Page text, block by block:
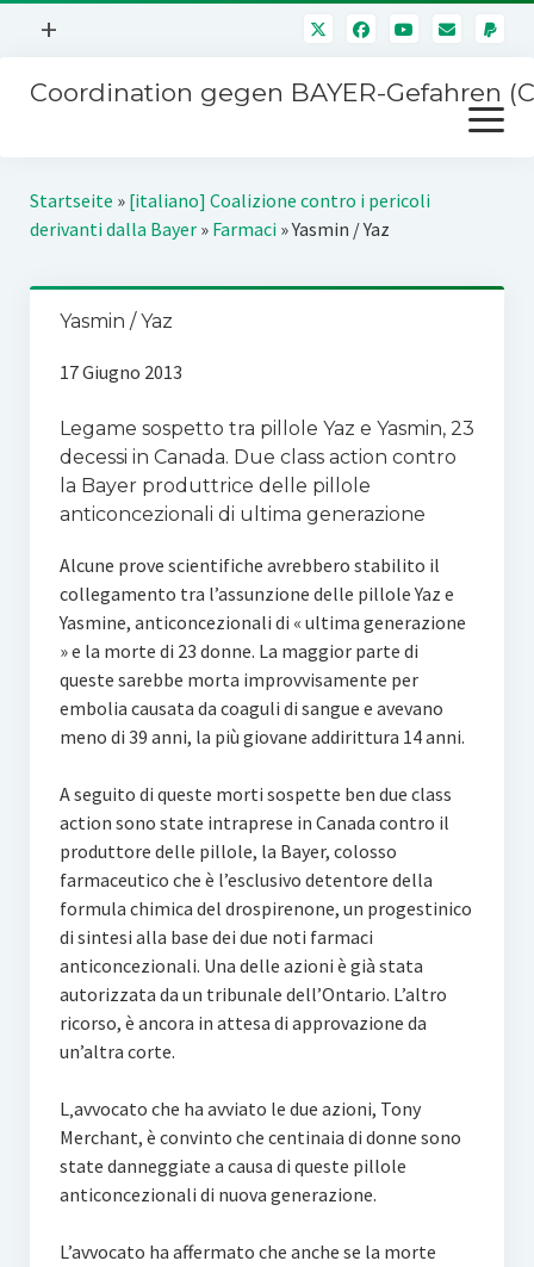
Menü
+
Mitmachen
Über uns
Impressum
Coordination gegen BAYER-Gefahren
Menü
öffnen
Kampagnen
Startseite » [italiano] Coalizione contro i pericoli
derivanti dalla Bayer» Farmaci »Yasmin / Yaz
Yasmin / Yaz
17 Giugno 2013
Legame sospetto tra pillole Yaz e Yasmin, 23
decessi in Canada. Due class action contro
la Bayer produttrice delle pillole
anticoncezionali di ultima generazione
Alcune prove scientifiche avrebbero stabilito il
collegamento tra l’assunzione delle pillole Yaz e
Yasmine, anticoncezionali di « ultima generazione
» e la morte di 23 donne. La maggior parte di
queste sarebbe morta improvvisamente per
embolia causata da coaguli di sangue e avevano
meno di 39 anni, la più giovane addirittura 14 anni.
A seguito di queste morti sospette ben due class
action sono state intraprese in Canada contro il
produttore delle pillole, la Bayer, colosso
farmaceutico che è l’esclusivo detentore della
formula chimica del drospirenone, un progestinico
di sintesi alla base dei due noti farmaci
anticoncezionali. Una delle azioni è già stata
autorizzata da un tribunale dell’Ontario. L’altro
ricorso, è ancora in attesa di approvazione da
un’altra corte.
L‚avvocato che ha avviato le due azioni, Tony
Merchant, è convinto che centinaia di donne sono
state danneggiate a causa di queste pillole
anticoncezionali di nuova generazione.
L’avvocato ha affermato che anche se la morte